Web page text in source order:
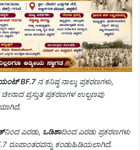
BF.7 ನ ಕನಿಷ್ಠ ನಾಲ್ಕು ಪ್ರಕರಣಗಳು,
ಪ್ರಸ್ತುತ ಪ್ರಕರಣಗಳ ಉಲ್ಬಣವು
ನಿಂದ ಎರಡು, ಒಡಿಶಾದಿಂದ ಎರಡು ಪ್ರಕರಣಗಳು
ರೂಪಾಂತರವನ್ನು ಕಂಡುಹಿಡಿಯಲಾಗಿದೆ.